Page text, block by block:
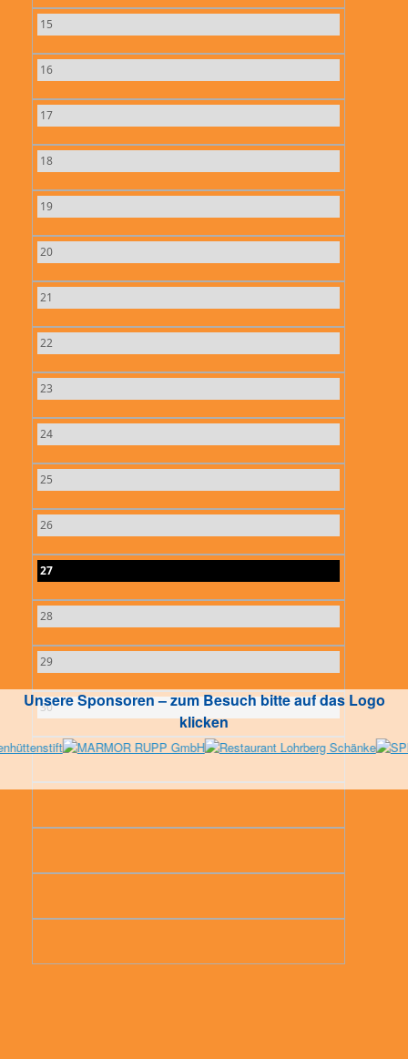
15
16
17
18
19
20
21
22
23
24
25
26
27
28
29
30
Unsere Sponsoren – zum Besuch bitte auf das Logo
klicken